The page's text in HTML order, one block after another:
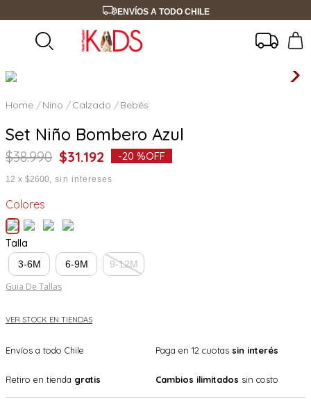
ENVÍOS A TODO CHILE
Nino Calzado Bebés
Set Niño Bombero Azul
$38.990 $31.192 -20 %OFF
12 x $2600 sin intereses
Colores
Talla
3-6M 6-9M 9-12M
Guia De Tallas
VER STOCK EN TIENDAS
Envíos a todo Chile Paga en 12 cuotas sin interés
Retiro en tienda gratis Cambios ilimitados sin costo